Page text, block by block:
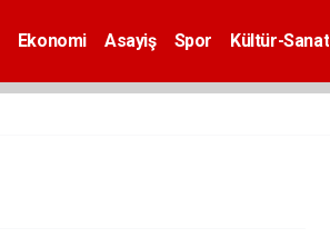
Ekonomi Asayiş Spor Kültür-Sanat